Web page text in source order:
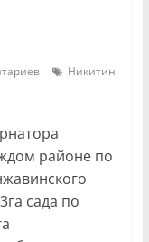
Никитин
районе по
сада по